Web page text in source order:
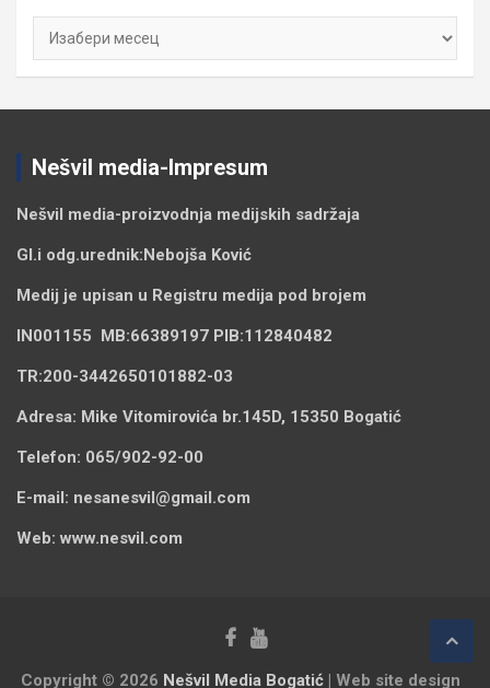
Архиве
Nešvil media-Impresum
Nešvil media-proizvodnja medijskih sadržaja
Gl.i odg.urednik:Nebojša Ković
Medij je upisan u Registru medija pod brojem
IN001155 MB:66389197 PIB:112840482
TR:200-3442650101882-03
Adresa: Mike Vitomirovića br.145D, 15350 Bogatić
Telefon: 065/902-92-00
E-mail: nesanesvil@gmail.com
Web: www.nesvil.com
Copyright © 2026 Nešvil Media Bogatić | Web site design